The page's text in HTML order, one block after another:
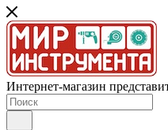
Интернет-магазин